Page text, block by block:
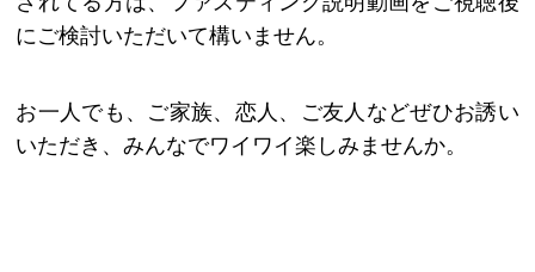
にご検討いただいて構いません。
お一人でも、ご家族、恋人、ご友人などぜひお誘い
いただき、みんなでワイワイ楽しみませんか。